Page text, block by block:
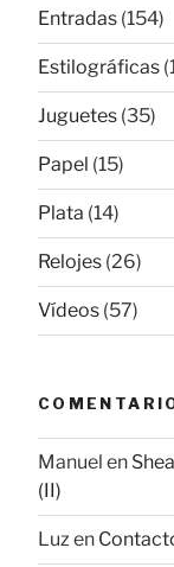
Entradas (154)
Estilográficas
Juguetes (35)
Papel (15)
Plata (14)
Relojes (26)
Vídeos (57)
Manuel en
(II)
Luz en